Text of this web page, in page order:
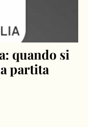
quando si
partita